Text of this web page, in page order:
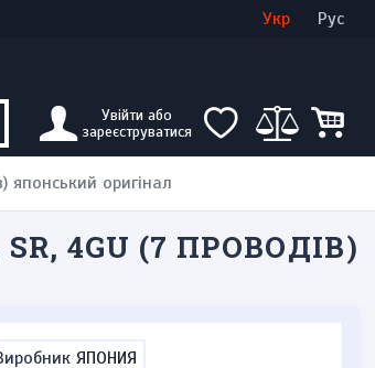
Укр Рус
Увійти або
зареєструватися
японський оригінал
4GU (7 ПРОВОДІВ)
ЯПОНИЯ